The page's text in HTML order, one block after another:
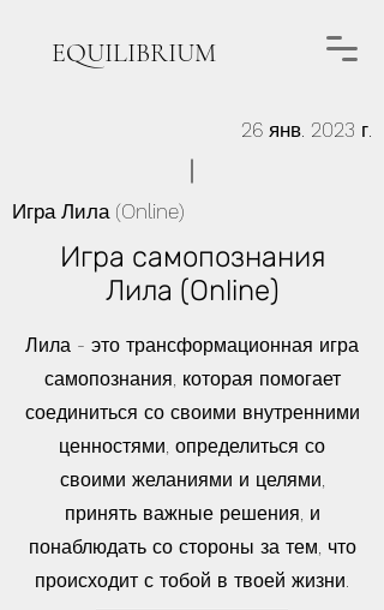
EQUILIBRIUM
26 янв. 2023 г.
Игра Лила (Online)
Игра самопознания
Лила (Online)
Лила - это трансформационная игра
самопознания, которая помогает
соединиться со своими внутренними
ценностями, определиться со
своими желаниями и целями,
принять важные решения, и
понаблюдать со стороны за тем, что
происходит с тобой в твоей жизни.